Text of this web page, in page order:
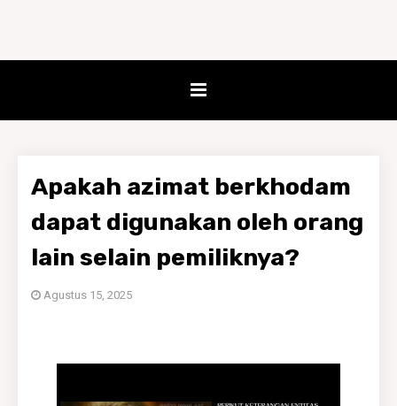
Apakah azimat berkhodam
dapat digunakan oleh orang
lain selain pemiliknya?
Agustus 15, 2025